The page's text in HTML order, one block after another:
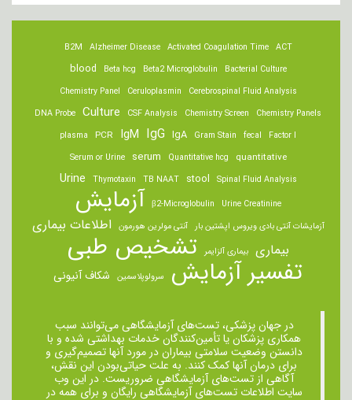
ACT
Activated Coagulation Time
Alzheimer Disease
B2M
Bacterial Culture
Beta2 Microglobulin
Beta hcg
blood
Cerebrospinal Fluid Analysis
Ceruloplasmin
Chemistry Panel
Chemistry Panels
Chemistry Screen
CSF Analysis
Culture
DNA Probe
Factor I
fecal
Gram Stain
IgA
IgG
IgM
PCR
plasma
quantitative
Quantitative hcg
serum
Serum or Urine
Spinal Fluid Analysis
stool
TB NAAT
Thymotaxin
Urine
Urine Creatinine
β2-Microglobulin آزمایش
آزمایشات آنتی بادی ویروس اپشتین بار آنتی مولرین هورمون اطلاعات بیماری
بیماری بیماری آلزایمر تشخیص طبی
تفسیر آزمایش سرولوپلاسمین شکاف آنیونی
در جهان پزشکی، تست‌های آزمایشگاهی می‌توانند سبب
همکاری پزشکان یا تأمین‌کنندگان خدمات بهداشتی شده و با
دانستن وضعیت سلامتی بیماران در مورد آنها تصمیم‌گیری و
برای درمان ‌آنها کمک کنند. به علت حیاتی‌بودن این نقش،
آگاهی از تست‌های آزمایشگاهی ضروریست. در این وب
سایت اطلاعات تست‌های آزمایشگاهی رایگان و برای همه در